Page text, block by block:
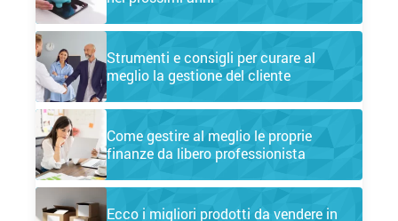
Strumenti e consigli per curare al
meglio la gestione del cliente
Come gestire al meglio le proprie
finanze da libero professionista
Ecco i migliori prodotti da vendere in